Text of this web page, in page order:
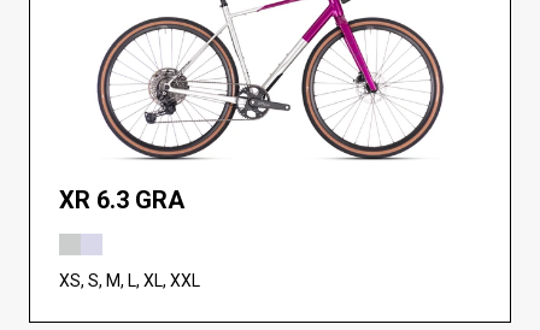
XR 6.3 GRA
XS, S, M, L, XL, XXL